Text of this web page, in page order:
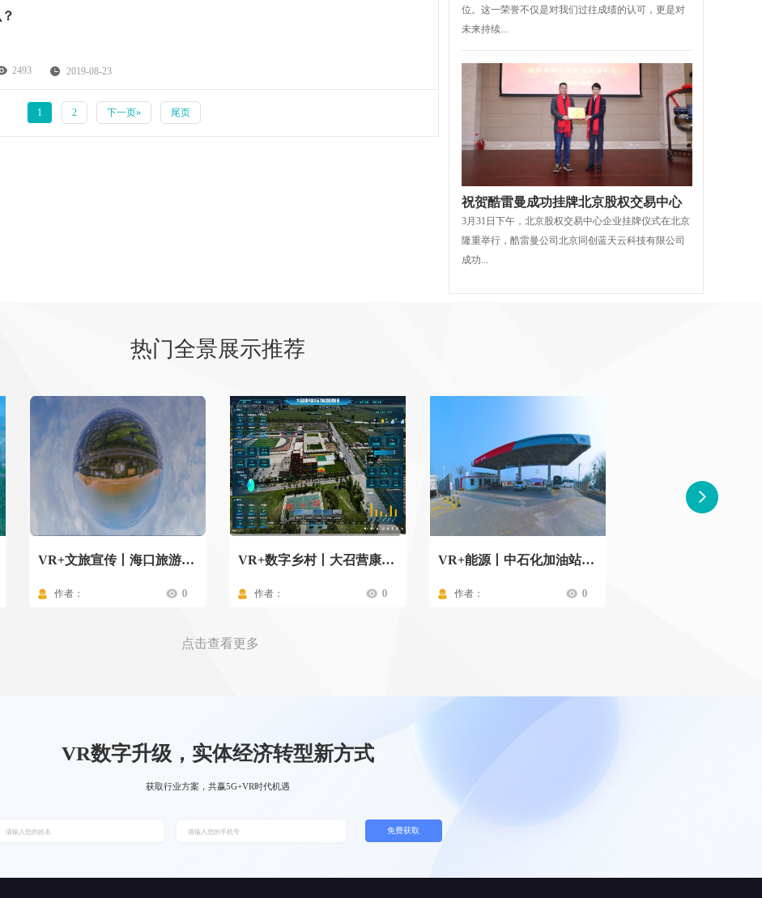
2493 2019-08-23
1 2 下一页» 尾页
位。这一荣誉不仅是对我们过往成绩的认可，更是对
未来持续...
祝贺酷雷曼成功挂牌北京股权交易中心
3月31日下午，北京股权交易中心企业挂牌仪式在北京
隆重举行，酷雷曼公司北京同创蓝天云科技有限公司
成功...
热门全景展示推荐
VR+文旅宣传丨海口旅游景点
作者： 0
VR+数字乡村丨大召营康养示范村驾驶舱
作者： 0
VR+能源丨中石化加油站标准化操作流程
作者： 0
点击查看更多
VR数字升级，实体经济转型新方式
获取行业方案，共赢5G+VR时代机遇
免费获取